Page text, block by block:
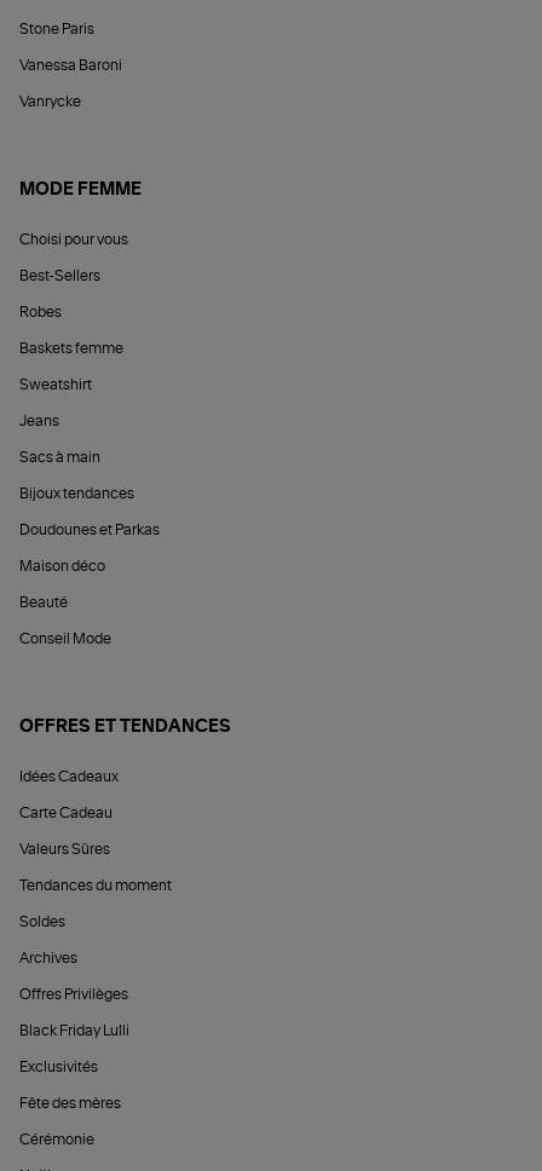
Stone Paris
Vanessa Baroni
Vanrycke
MODE FEMME
Choisi pour vous
Best-Sellers
Robes
Baskets femme
Sweatshirt
Jeans
Sacs à main
Bijoux tendances
Doudounes et Parkas
Maison déco
Beauté
Conseil Mode
OFFRES ET TENDANCES
Idées Cadeaux
Carte Cadeau
Valeurs Sûres
Tendances du moment
Soldes
Archives
Offres Privilèges
Black Friday Lulli
Exclusivités
Fête des mères
Cérémonie